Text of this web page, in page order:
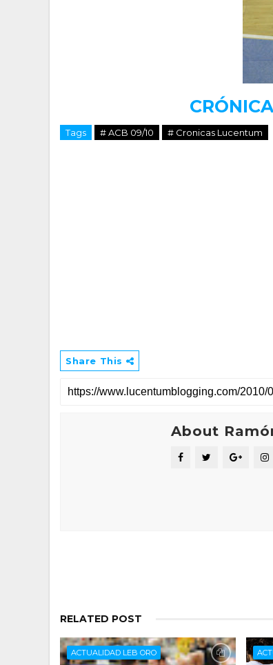
Tags # ACB 09/10 # Cronicas Lucentum
Share This
About
RELATED POST
ACTUALIDAD LEB ORO